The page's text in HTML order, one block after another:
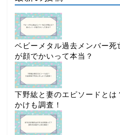
ベビーメタル過去メンバー死
が顔でかいって本当？
下野紘と妻のエピソードとは
かけも調査！